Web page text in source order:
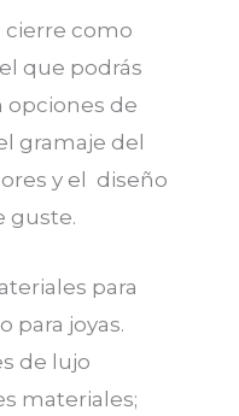
cierre como
que podrás
opciones de
gramaje del
y el diseño
guste.
para
para joyas.
de lujo
materiales;